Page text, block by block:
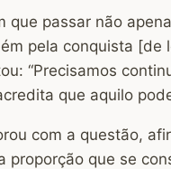
que passar não
pela conquista
“Precisamos
que aquilo
com a questão,
proporção que se